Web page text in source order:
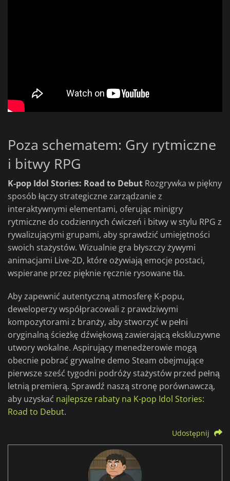
Poza schematem: Gry rytmiczne
i bitwy RPG
K-pop Idol Stories: Road to Debut Rozgrywka w piękny
sposób łączy strategiczne zarządzanie z
interaktywnymi elementami, oferując minigry
rytmiczne do codziennych ćwiczeń i bitwy w stylu RPG z
rywalizującymi grupami, aby sprawdzić umiejętności
swoich stażystów. Wizualnie gra błyszczy żywymi
animacjami Live-2D, które ożywiają emocje postaci,
wspierane przez pięknie ręcznie rysowane tła.
Aby zapewnić autentyczną atmosferę K-popu,
deweloperzy współpracowali z prawdziwymi
kompozytorami z branży, aby stworzyć w pełni
oryginalną ścieżkę dźwiękową zawierającą ekskluzywne
utwory wokalne. Aspirujący menedżerowie mogą
obecnie pobrać grywalne demo Steam obejmujące
pierwsze sześć tygodni podróży stażystów przed pełną
letnią premierą. Sprawdź naszą stronę porównawczą,
aby uzyskać najlepsze rabaty na K-pop Idol Stories:
Road to Debut.
Udostępnij